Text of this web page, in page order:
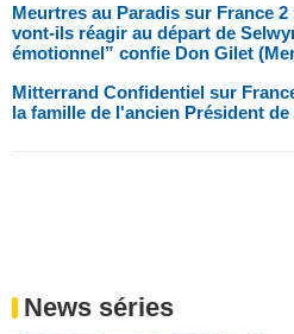
Meurtres au Paradis sur France
vont-ils réagir au départ de
émotionnel” confie Don Gilet
Mitterrand Confidentiel sur
la famille de l'ancien Président
News séries